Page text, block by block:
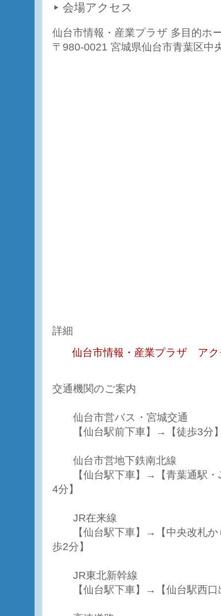
▸ 会場アクセス
仙台市情報・産業プラザ 多目的ホ
〒980-0021 宮城県仙台市青葉区中
詳細
仙台市情報・産業プラザ ア
交通機関のご案内
仙台市営バス・宮城交通
【仙台駅前下車】→【徒歩3分
仙台市営地下鉄南北線
【仙台駅下車】→【青葉通駅・
4分】
JR在来線
【仙台駅下車】→【中央改札か
歩2分】
JR東北新幹線
【仙台駅下車】→【仙台駅西口